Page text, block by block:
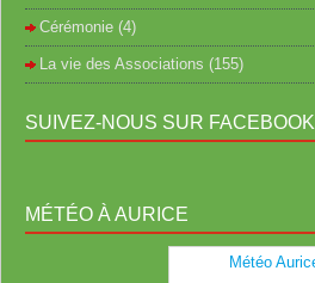
Cérémonie (4)
La vie des Associations (155)
SUIVEZ-NOUS SUR FACEBOOK
MÉTÉO À AURICE